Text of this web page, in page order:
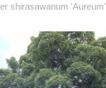
shirasawanum 'Aureum'